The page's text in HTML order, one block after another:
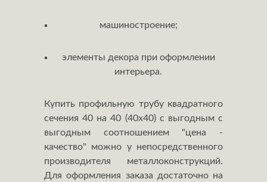
машиностроение;
элементы декора при оформлении
интерьера.
Купить профильную трубу квадратного
сечения 40 на 40 (40х40) с выгодным с
выгодным соотношением "цена -
качество" можно у непосредственного
производителя металлоконструкций.
Для оформления заказа достаточно на